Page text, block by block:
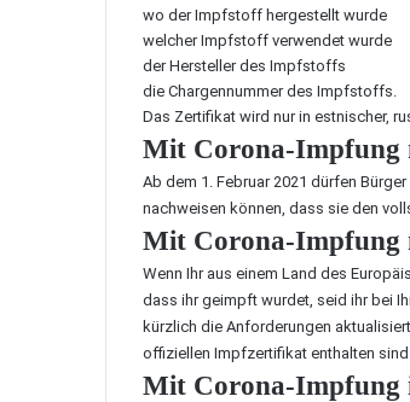
wo der Impfstoff hergestellt wurde
welcher Impfstoff verwendet wurde
der Hersteller des Impfstoffs
die Chargennummer des Impfstoffs.
Das Zertifikat wird nur in estnischer,
Mit Corona-Impfung
Ab dem 1. Februar 2021 dürfen
nachweisen können, dass sie den
Mit Corona-Impfung
Wenn Ihr aus einem Land des
dass ihr geimpft wurdet, seid ihr bei
kürzlich die Anforderungen
offiziellen Impfzertifikat enthalten
Mit Corona-Impfung